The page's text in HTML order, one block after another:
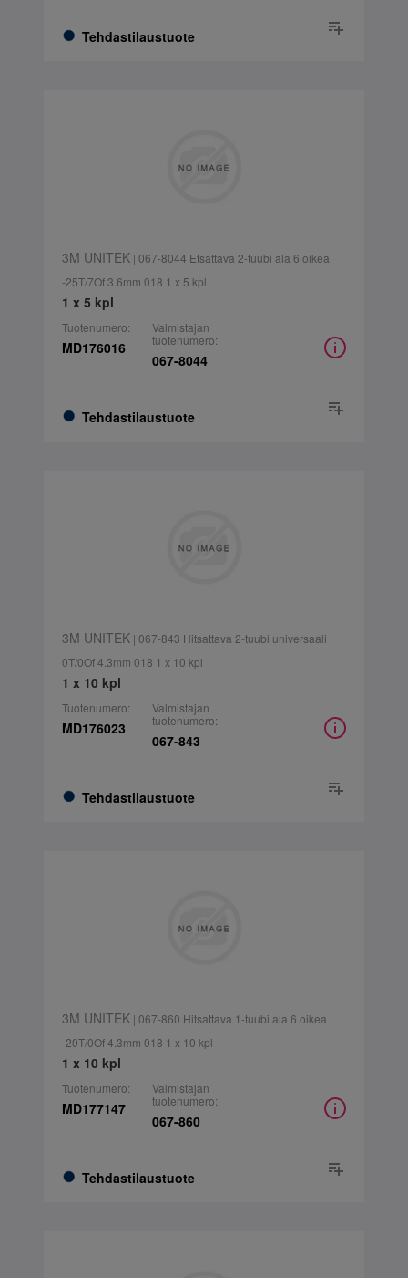
Tehdastilaustuote
3M UNITEK| 067-8044 Etsattava 2-tuubi ala 6 oikea
-25T/7Of 3.6mm 018 1 x 5 kpl
1 x 5 kpl
Tuotenumero:
MD176016
Tehdastilaustuote
Valmistajan
tuotenumero:
067-8044
3M UNITEK| 067-843 Hitsattava 2-tuubi universaali
0T/0Of 4.3mm 018 1 x 10 kpl
1 x 10 kpl
Tuotenumero:
MD176023
Tehdastilaustuote
Valmistajan
tuotenumero:
067-843
3M UNITEK| 067-860 Hitsattava 1-tuubi ala 6 oikea
-20T/0Of 4.3mm 018 1 x 10 kpl
1 x 10 kpl
Tuotenumero:
MD177147
Tehdastilaustuote
Valmistajan
tuotenumero:
067-860